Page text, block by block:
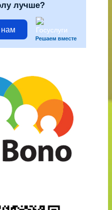
лучше?
Решаем вместе